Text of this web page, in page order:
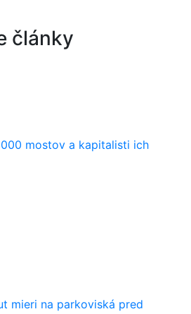
články
mostov a kapitalisti ich
mieri na parkoviská pred